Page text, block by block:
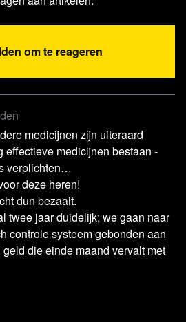
dat er volgens Vingerhoets en
“Ze zeggen alleen maar dat het
dat niet met gedegen
van de artsen zou kunnen
is van een zaak uit
oordeelde dat artsen niet alleen
maar dat zelfs verplicht zijn
de patiënt.
van Zelfzorgcovid19 waar
om te reageren
medicijnen zijn uiteraard
effectieve medicijnen bestaan -
verplichten…
deze heren!
dun bezaait.
twee jaar duidelijk; we gaan naar
controle systeem gebonden aan
die einde maand vervalt met